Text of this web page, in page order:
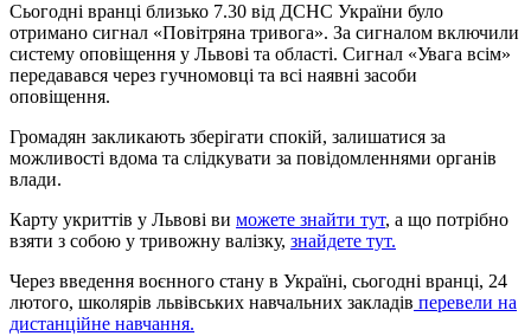
Сьогодні вранці близько 7.30 від ДСНС України було
отримано сигнал «Повітряна тривога». За сигналом включили
систему оповіщення у Львові та області. Сигнал «Увага всім»
передавався через гучномовці та всі наявні засоби
оповіщення.
Громадян закликають зберігати спокій, залишатися за
можливості вдома та слідкувати за повідомленнями органів
влади.
Карту укриттів у Львові ви можете знайти тут, а що потрібно
взяти з собою у тривожну валізку, знайдете тут.
Через введення воєнного стану в Україні, сьогодні вранці, 24
лютого, школярів львівських навчальних закладів перевели на
дистанційне навчання.